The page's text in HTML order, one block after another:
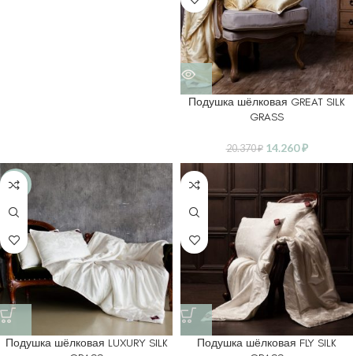
Подушка шёлковая GREAT SILK
GRASS
20.370₽ 14.260₽
-30%
Подушка шёлковая LUXURY SILK
Подушка шёлковая FLY SILK